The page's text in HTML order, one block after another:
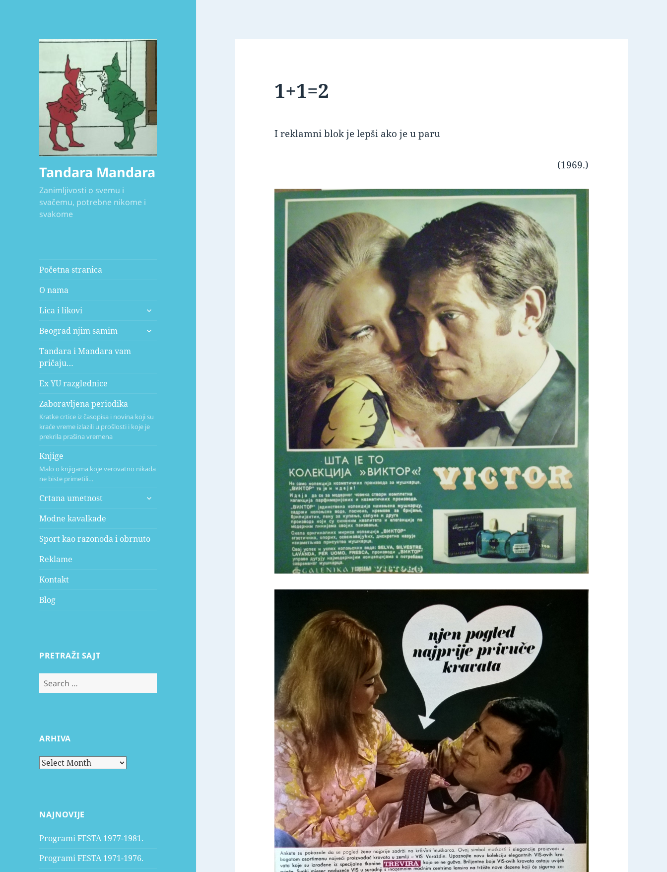
Tandara Mandara
Zanimljivosti o svemu i
svačemu, potrebne nikome i
svakome
Početna stranica
O nama
Lica i likovi
expand
menu
Beograd njim samim
expand
Tandara i Mandara vam
pričaju…
Ex YU razglednice
Zaboravljena periodika
Kratke crtice iz časopisa i novina koji su
kraće vreme izlazili u prošlosti i koje je
prekrila prašina vremena
Knjige
Malo o knjigama koje verovatno nikada
ne biste primetili…
Crtana umetnost
expand
Modne kavalkade
Sport kao razonoda i obrnuto
Reklame
Kontakt
Blog
PRETRAŽI SAJT
Search
for:
ARHIVA
Arhiva
NAJNOVIJE
Programi FESTA 1977-1981.
Programi FESTA 1971-1976.
1+1=2
I reklamni blok je lepši ako je u paru
(1969.)